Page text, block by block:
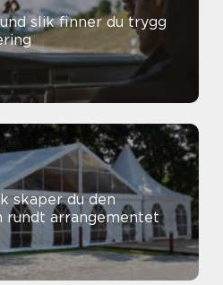
trygg
skaper du den
rundt arrangementet